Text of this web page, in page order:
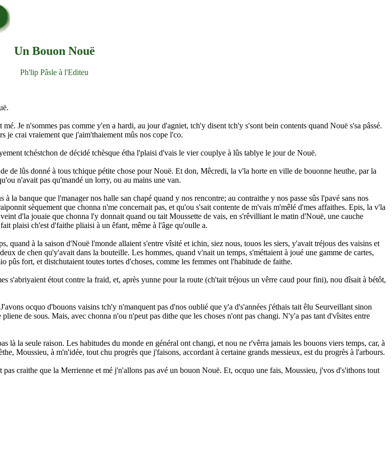
Un Bouon Nouë
Ph'lip Pâsle à l'Editeu
Je n'sommes pas comme y'en a hardi, au jour d'agniet, tch'y disent tch'y s'sont bein contents quand Nouë s'sa pâssé.
je crai vraiement que j'aim'thaiement mûs nos cope l'co.
tchéstchon de décidé tchèsque étha l'plaisi d'vais le vier couplye à lûs tablye le jour de Nouë.
de lûs donné à tous tchique pétite chose pour Nouë. Et don, Mêcredi, la v'la horte en ville de bouonne heuthe, par la
n'avait pas qu'mandé un lorry, ou au mains une van.
la banque que l'manager nos halle san chapé quand y nos rencontre; au contraithe y nos passe sûs l'pavé sans nos
sèquement que chonna n'me concernait pas, et qu'ou s'sait contente de m'vais m'mêlé d'mes affaithes. Epis, la v'la
d'la jouaie que chonna l'y donnait quand ou tait Moussette de vais, en s'rêvilliant le matin d'Nouë, une cauche
plaisi ch'est d'faithe pliaisi à un êfant, même à l'âge qu'oulle a.
quand à la saison d'Nouë l'monde allaient s'entre vîsité et ichin, siez nous, touos les siers, y'avait tréjous des vaisins et
de chen qu'y'avait dans la bouteille. Les hommes, quand v'nait un temps, s'méttaient à joué une gamme de cartes,
fort, et distchutaient toutes tortes d'choses, comme les femmes ont l'habitude de faithe.
s'abriyaient étout contre la fraid, et, après yunne pour la route (ch'tait tréjous un vêrre caud pour fini), nou dîsait à bétôt,
ocquo d'bouons vaisins tch'y n'manquent pas d'nos oublié que y'a d's'années j'éthais tait êlu Seurveillant sinon
de sous. Mais, avec chonna n'ou n'peut pas dithe que les choses n'ont pas changi. N'y'a pas tant d'vîsites entre
là la seule raison. Les habitudes du monde en général ont changi, et nou ne r'vêrra jamais les bouons viers temps, car, à
Moussieu, à m'n'idée, tout chu progrès que j'faisons, accordant à certaine grands messieux, est du progrès à l'arbours.
craithe que la Merrienne et mé j'n'allons pas avé un bouon Nouë. Et, ocquo une fais, Moussieu, j'vos d's'ithons tout